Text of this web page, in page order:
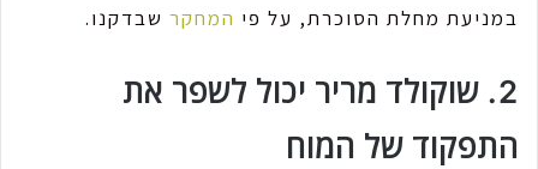
במניעת מחלת הסוכרת, על פי המחקר שבדקנו.
2. שוקולד מריר יכול לשפר את
התפקוד של המוח